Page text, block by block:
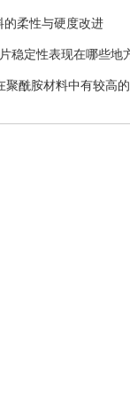
的柔性与硬度改进
稳定性表现在哪些地
聚酰胺材料中有较高